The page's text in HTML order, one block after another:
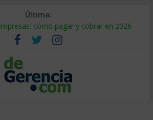
Última:
cómo pagar y cobrar en 2026
qué es y por qué sale tan caro
personal: cómo auditarla a tiempo
la cadena de suministro: qué hacer
EE. UU.: cómo segmentarlo y venderle